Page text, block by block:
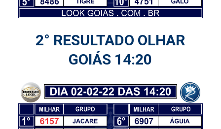
2° RESULTADO OLHAR
GOIÁS 14:20